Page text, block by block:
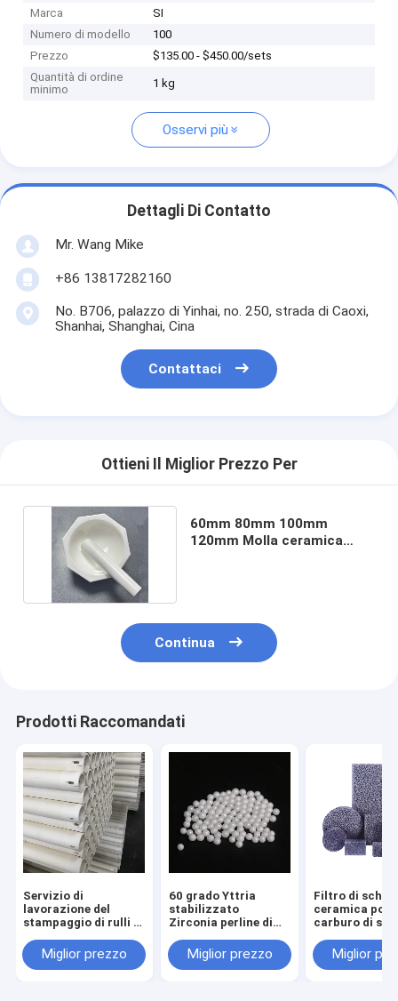
Marca
SI
Numero di modello
100
Prezzo
$135.00 - $450.00/sets
Quantità di ordine
minimo
1 kg
Osservi più
Dettagli Di Contatto
Mr. Wang Mike
+86 13817282160
No. B706, palazzo di Yinhai, no. 250, strada di Caoxi,
Shanhai, Shanghai, Cina
Contattaci
Ottieni Il Miglior Prezzo Per
60mm 80mm 100mm
120mm Molla ceramica
Continua
Prodotti Raccomandati
Servizio di
lavorazione del
stampaggio di rulli in
alluminio refrattari
ad alta temperatura
Miglior prezzo
60 grado Yttria
stabilizzato
Zirconia perline di
sfereMiglior prezzo
Filtro di
ceramica
carburo di
filtrazione di
fusi
Miglior